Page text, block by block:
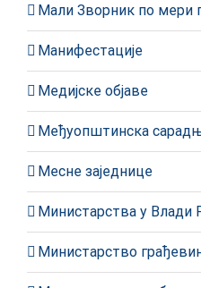
Мали Зворник по мери
Манифестације
Медијске објаве
Међуопштинска
Месне заједнице
Министарства у Влади
Министарство